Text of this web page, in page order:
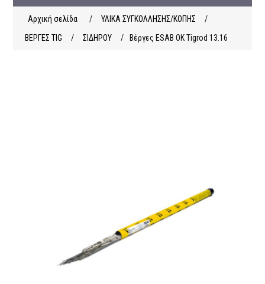
Αρχική σελίδα / ΥΛΙΚΑ ΣΥΓΚΟΛΛΗΣΗΣ/ΚΟΠΗΣ
/
ΒΕΡΓΕΣ ΤΙG
/ ΣΙΔΗΡΟΥ / Βέργες ESAB OK Tigrod 13.16